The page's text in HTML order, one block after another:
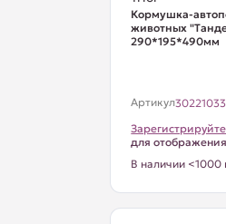
Кормушка-
животных
290*195*490мм
Артикул30221033
для
В наличии <1000